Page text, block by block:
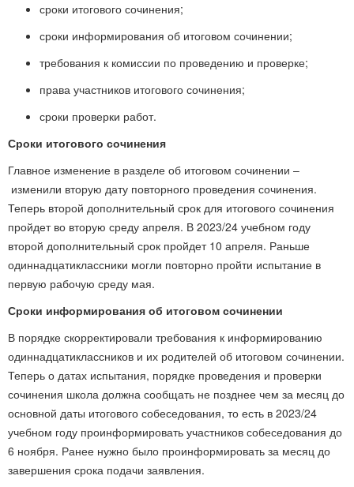
сроки итогового сочинения;
сроки информирования об итоговом сочинении;
требования к комиссии по проведению и проверке;
права участников итогового сочинения;
сроки проверки работ.
Сроки итогового сочинения
Главное изменение в разделе об итоговом сочинении –
изменили вторую дату повторного проведения сочинения.
Теперь второй дополнительный срок для итогового сочинения
пройдет во вторую среду апреля. В 2023/24 учебном году
второй дополнительный срок пройдет 10 апреля. Раньше
одиннадцатиклассники могли повторно пройти испытание в
первую рабочую среду мая.
Сроки информирования об итоговом сочинении
В порядке скорректировали требования к информированию
одиннадцатиклассников и их родителей об итоговом сочинении.
Теперь о датах испытания, порядке проведения и проверки
сочинения школа должна сообщать не позднее чем за месяц до
основной даты итогового собеседования, то есть в 2023/24
учебном году проинформировать участников собеседования до
6 ноября. Ранее нужно было проинформировать за месяц до
завершения срока подачи заявления.